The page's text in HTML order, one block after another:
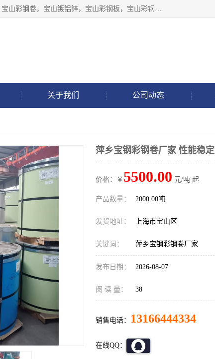
上海轩本实业有限公司于2017年注册地位于上海市宝山区，主要经营产品有：宝山彩钢卷，宝山镀铝锌，宝山彩钢板，宝山彩钢瓦等产品的生产和销售。
关于我们 公司动态
萍乡宝钢彩钢卷厂家 性能稳定
价格：￥ 5500.00 元/吨 起
产品数量： 2000.00吨
发货地址： 上海市宝山区
关键词： 萍乡宝钢彩钢卷厂家
发布日期： 2026-08-07
阅 读 量： 38
销售电话： 13166444334
在线QQ：